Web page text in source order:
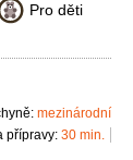
Pro děti
mezinárodní
přípravy: 30 min.